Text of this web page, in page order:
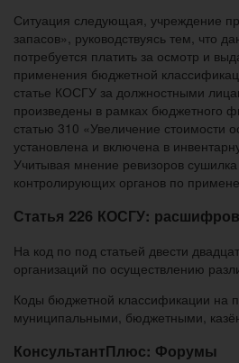
Ситуация следующая, учреждение
запасов», руководствуясь тем, что
потребуется платить за осмотр и
применения бюджетной
статье КОСГУ за должностными
произведены в рамках бюджетного
статью 310 «Увеличение стоимости
установлена и включена в
Учитывая мнение ревизоров
контролирующих органов по
Статья 226 КОСГУ:
На код по под статьей двести
организаций по осуществлению
Коды бюджетной классификации на
муниципальными, бюджетными,
КонсультантПлюс: Форумы